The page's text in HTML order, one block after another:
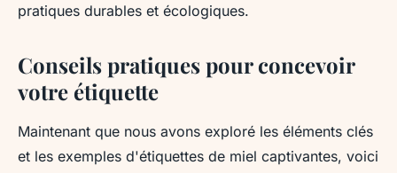
pratiques durables et écologiques.
Conseils pratiques pour concevoir
votre étiquette
Maintenant que nous avons exploré les éléments clés
et les exemples d'étiquettes de miel captivantes, voici